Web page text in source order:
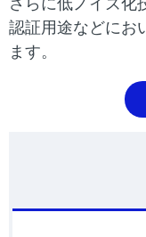
ま
す
認証用途などにお
ます。